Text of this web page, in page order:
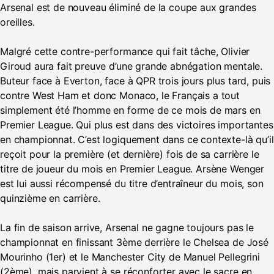
Arsenal est de nouveau éliminé de la coupe aux grandes
oreilles.
Malgré cette contre-performance qui fait tâche, Olivier
Giroud aura fait preuve d’une grande abnégation mentale.
Buteur face à Everton, face à QPR trois jours plus tard, puis
contre West Ham et donc Monaco, le Français a tout
simplement été l’homme en forme de ce mois de mars en
Premier League. Qui plus est dans des victoires importantes
en championnat. C’est logiquement dans ce contexte-là qu’il
reçoit pour la première (et dernière) fois de sa carrière le
titre de joueur du mois en Premier League. Arsène Wenger
est lui aussi récompensé du titre d’entraîneur du mois, son
quinzième en carrière.
La fin de saison arrive, Arsenal ne gagne toujours pas le
championnat en finissant 3ème derrière le Chelsea de José
Mourinho (1er) et le Manchester City de Manuel Pellegrini